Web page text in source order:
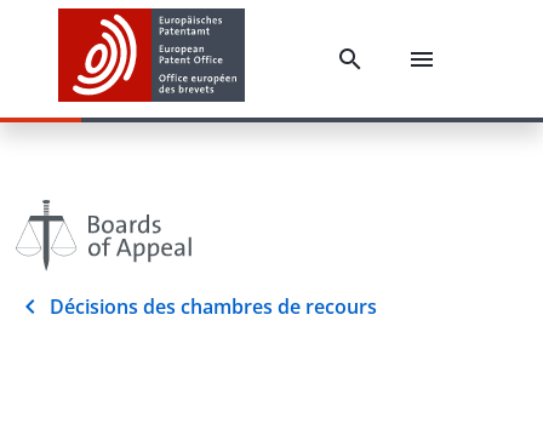
Décisions des chambres de recours